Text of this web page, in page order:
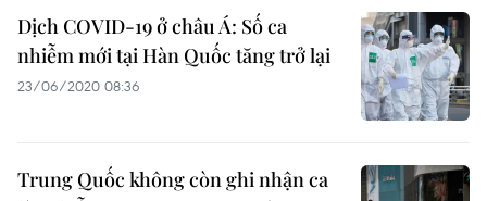
Dịch COVID-19 ở châu Á: Số ca
nhiễm mới tại Hàn Quốc tăng trở lại
23/06/2020 08:36
Trung Quốc không còn ghi nhận ca